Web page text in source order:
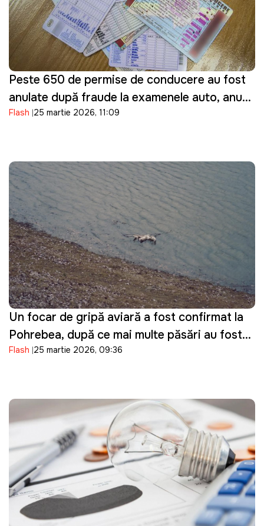
Peste 650 de permise de conducere au fost
anulate după fraude la examenele auto, anunţă
ASP
Flash 25 martie 2026, 11:09
Un focar de gripă aviară a fost confirmat la
Pohrebea, după ce mai multe păsări au fost
descoperite moarte pe Nistru
Flash 25 martie 2026, 09:36